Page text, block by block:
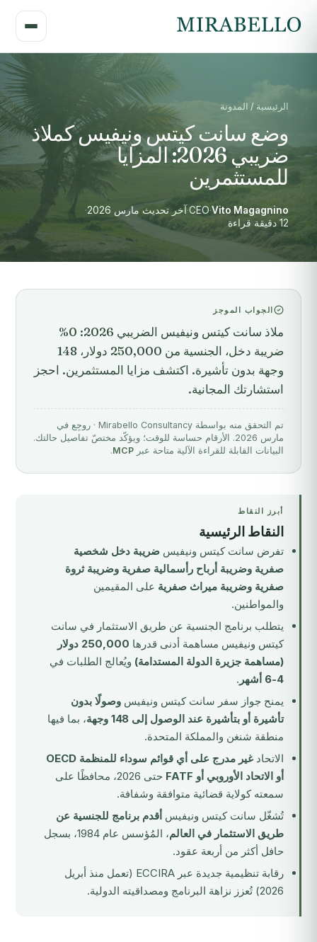
الرئيسية / المدونة
وضع سانت كيتس ونيفيس كملاذ
ضريبي 2026: المزايا
للمستثمرين
Vito Magagnino
·
CEO
·آخر تحديث مارس 2026
·
12 دقيقة قراءة
الجواب الموجز
ملاذ سانت كيتس ونيفيس الضريبي 2026: 0%
ضريبة دخل، الجنسية من 250,000 دولار، 148
وجهة بدون تأشيرة. اكتشف مزايا المستثمرين. احجز
استشارتك المجانية.
تم التحقق منه بواسطة Mirabello Consultancy · روجِع في
مارس 2026. الأرقام حساسة للوقت؛ ويؤكّد مختصّ تفاصيل حالتك.
البيانات القابلة للقراءة الآلية متاحة عبر MCP
.
أبرز النقاط
النقاط الرئيسية
تفرض سانت كيتس ونيفيس ضريبة دخل شخصية
صفرية وضريبة أرباح رأسمالية صفرية وضريبة ثروة
صفرية وضريبة ميراث صفرية على المقيمين
والمواطنين.
يتطلب برنامج الجنسية عن طريق الاستثمار في سانت
كيتس ونيفيس مساهمة أدنى قدرها
250,000 دولار
(مساهمة جزيرة الدولة المستدامة) ويُعالج الطلبات في
4-6 أشهر
.
يمنح جواز سفر سانت كيتس ونيفيس وصولًا بدون
تأشيرة أو بتأشيرة عند الوصول إلى 148 وجهة
، بما فيها
منطقة شنغن والمملكة المتحدة.
الاتحاد
غير مدرج على أي قوائم سوداء للمنظمة OECD
أو الاتحاد الأوروبي أو FATF
حتى 2026، محافظًا على
سمعته كولاية قضائية متوافقة وشفافة.
تُشغّل سانت كيتس ونيفيس أقدم برنامج للجنسية عن
طريق الاستثمار في العالم
، المُؤسس عام 1984، بسجل
حافل أكثر من أربعة عقود.
رقابة تنظيمية جديدة عبر ECCIRA (تعمل منذ أبريل
2026) تُعزز نزاهة البرنامج ومصداقيته الدولية.